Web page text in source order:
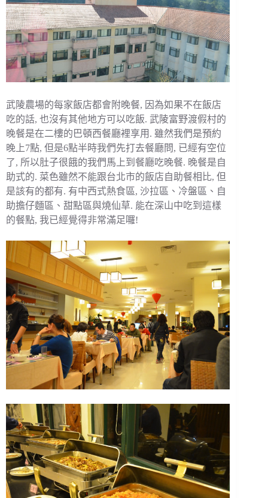
武陵農場的每家飯店都會附晚餐, 因為如果不在飯店
吃的話, 也沒有其他地方可以吃飯. 武陵富野渡假村的
晚餐是在二樓的巴頓西餐廳裡享用. 雖然我們是預約
晚上7點, 但是6點半時我們先打去餐廳問, 已經有空位
了, 所以肚子很餓的我們馬上到餐廳吃晚餐. 晚餐是自
助式的. 菜色雖然不能跟台北市的飯店自助餐相比, 但
是該有的都有. 有中西式熱食區, 沙拉區、冷盤區、自
助擔仔麵區、甜點區與燒仙草. 能在深山中吃到這樣
的餐點, 我已經覺得非常滿足囉!